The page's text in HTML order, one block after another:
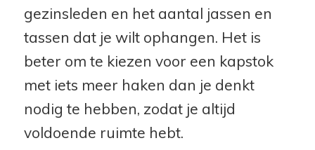
gezinsleden en het aantal jassen en
tassen dat je wilt ophangen. Het is
beter om te kiezen voor een kapstok
met iets meer haken dan je denkt
nodig te hebben, zodat je altijd
voldoende ruimte hebt.